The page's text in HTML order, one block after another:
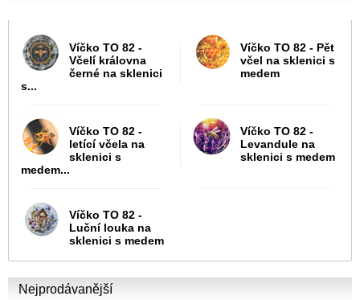
Víčko TO 82 -
Včelí královna
černé na sklenici
s...
Víčko TO 82 - Pět
včel na sklenici s
medem
Víčko TO 82 -
letící včela na
sklenici s
medem...
Víčko TO 82 -
Levandule na
sklenici s medem
Víčko TO 82 -
Luční louka na
sklenici s medem
Nejprodávanější